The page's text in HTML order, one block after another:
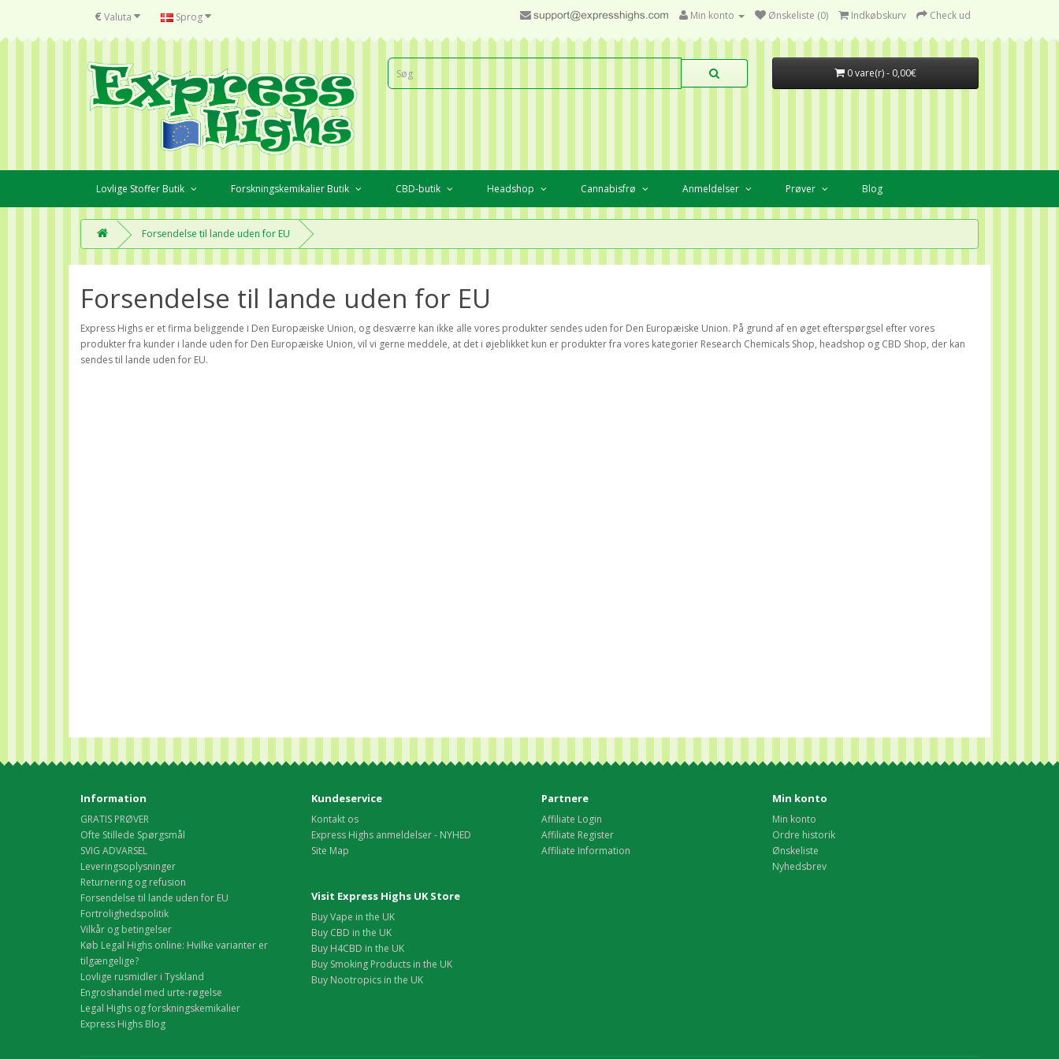
€ Valuta Sprog Min konto Ønskeliste (0) Indkøbskurv Check ud
0 vare(r) - 0,00€
Lovlige Stoffer Butik Forskningskemikalier Butik CBD-butik Headshop Cannabisfrø Anmeldelser Prøver Blog
Forsendelse til lande uden for EU
Forsendelse til lande uden for EU
Express Highs er et firma beliggende i Den Europæiske Union, og desværre kan ikke alle vores produkter sendes uden for Den Europæiske Union. På grund af en øget efterspørgsel efter vores
produkter fra kunder i lande uden for Den Europæiske Union, vil vi gerne meddele, at det i øjeblikket kun er produkter fra vores kategorier Research Chemicals Shop, headshop og CBD Shop, der kan
sendes til lande uden for EU.
Information
GRATIS PRØVER
Ofte Stillede Spørgsmål
SVIG ADVARSEL
Leveringsoplysninger
Returnering og refusion
Forsendelse til lande uden for EU
Fortrolighedspolitik
Vilkår og betingelser
Køb Legal Highs online: Hvilke varianter er
tilgængelige?
Lovlige rusmidler i Tyskland
Engroshandel med urte-røgelse
Legal Highs og forskningskemikalier
Express Highs Blog
Kundeservice
Kontakt os
Express Highs anmeldelser - NYHED
Site Map
Partnere
Affiliate Login
Affiliate Register
Affiliate Information
Min konto
Min konto
Ordre historik
Ønskeliste
Nyhedsbrev
Visit Express Highs UK Store
Buy Vape in the UK
Buy CBD in the UK
Buy H4CBD in the UK
Buy Smoking Products in the UK
Buy Nootropics in the UK